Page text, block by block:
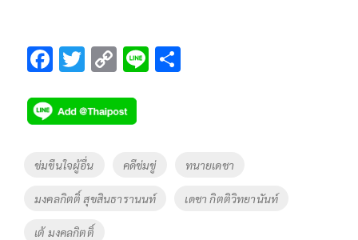
F
e
b
o
o
k
T
tt
er
C
p
y
Li
k
Li
Tags
ข่มขืนใจผู้อื่น คดีข่มขู่ ทนายเดชา
มงคลกิตติ์ สุขสินธารานนท์ เดชา กิตติวิทยานันท์
เต้ มงคลกิตติ์